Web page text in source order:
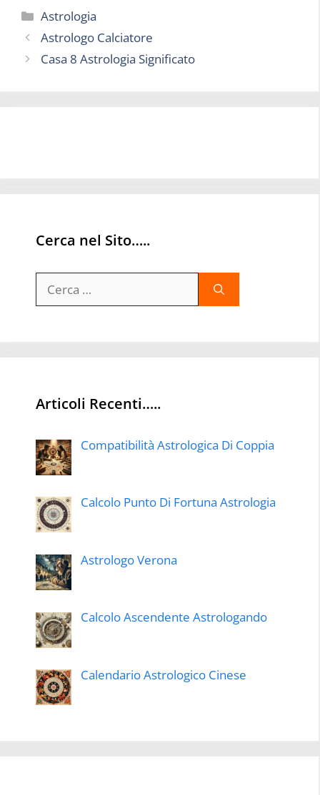
Categorie
Astrologia
Astrologo Calciatore
Casa 8 Astrologia Significato
Cerca nel Sito…..
per:
Articoli Recenti…..
Compatibilità Astrologica Di Coppia
Calcolo Punto Di Fortuna Astrologia
Astrologo Verona
Calcolo Ascendente Astrologando
Calendario Astrologico Cinese